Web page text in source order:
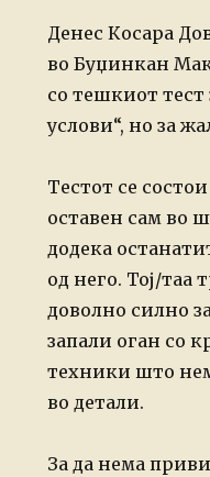
Денес Косара
во Буџинкан
со тешкиот
услови“, но за
Тестот се
оставен сам во
додека
од него. Тој/таа
доволно силно
запали оган со
техники што
во детали.
За да нема